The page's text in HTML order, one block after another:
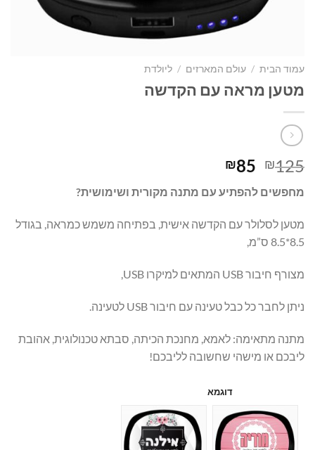
עמוד הבית עולם המארזים ליולדת
מטען מראה עם הקדשה
₪125
המחיר
המקורי
היה:
₪125.
₪85 המחיר
הוא:
מחפשים להפתיע עם מתנה מקורית ושימושית?
מטען לסלולר עם הקדשה אישית, בפתיחה משמש כמראה, בגודל
8.5*8.5 ס”מ,
מצורף חיבור USB המתאים למיקרו USB,
ניתן לחבר כל כבל טעינה עם חיבור USB לטעינה.
מתנה מתאימה: לאמא, מחנכת הכיתה, סבתא טכנולוגית, אהובת
ליבכם או מישהי שחשובה לליבכם!
דוגמא